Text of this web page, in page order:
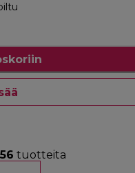
56 tuotteita